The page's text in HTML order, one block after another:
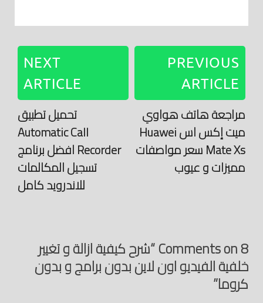
PREVIOUS
ARTICLE
مراجعة هاتف هواوي
ميت إكس اس Huawei
Mate Xs سعر مواصفات
مميزات و عيوب
NEXT
ARTICLE
تحميل تطبيق
Automatic Call
Recorder افضل برنامج
تسجيل المكالمات
للاندرويد كامل
8 Comments on “شرح كيفية ازالة و تغيير
خلفية الفيديو اون لاين بدون برامج و بدون
كروما”